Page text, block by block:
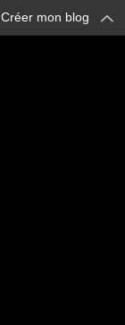
Créer mon blog